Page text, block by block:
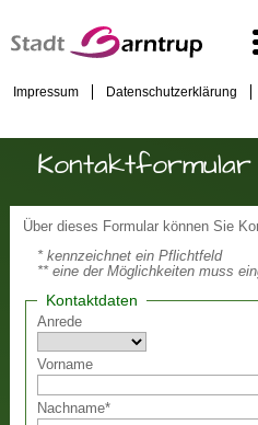
Impressum Datenschutzerklärung
Kontaktformular
Über dieses Formular können Sie
* kennzeichnet ein Pflichtfeld
** eine der Möglichkeiten muss
Kontaktdaten
Anrede
Vorname
Nachname*